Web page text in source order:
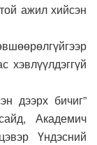
ажил хийсэн
хэвлүүлдэггүй
дээрх бичиг”
Академич
Үндэсний